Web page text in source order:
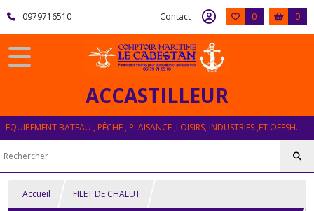
0979716510 Contact 0 0
ACCASTILLEUR
EQUIPEMENT BATEAU , PÊCHE , PLAISANCE ,LOISIRS, INDUSTRIES ,ET OFFSHORE
Accueil FILET DE CHALUT